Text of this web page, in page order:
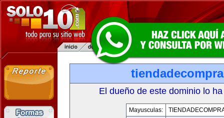
El dueño de este dominio lo
Mayusculas: